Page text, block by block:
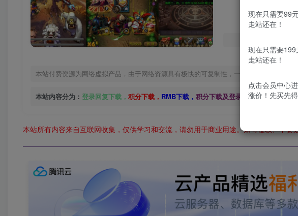
本站付费资源为网络虚拟产品，由于网络资源具有极快的可复制性，一经出售不予退款，
本站内容分为： 登录回复下载， 积分下载， RMB下载， 积分下载及登录回复下载，都为免
本站所有内容来自互联网收集，仅供学习和交流，请勿用于商业用途。如有侵权、不妥
现在只需要99
走站还在！
现在只需要199
走站还在！
点击会员中心
涨价！先买先得